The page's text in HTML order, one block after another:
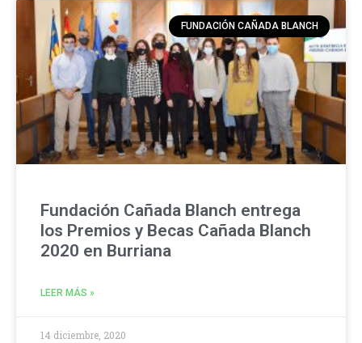
FUNDACIÓN CAÑADA BLANCH
Fundación Cañada Blanch entrega
los Premios y Becas Cañada Blanch
2020 en Burriana
LEER MÁS »
14 diciembre, 2020